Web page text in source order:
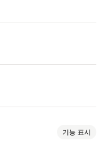
기능 표시